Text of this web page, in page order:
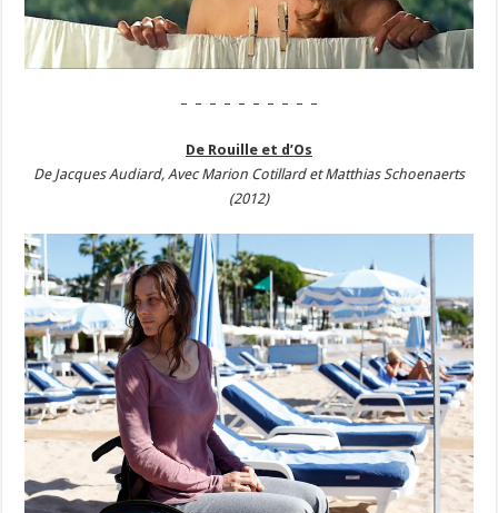
– – – – – – – – – –
De Rouille et d’Os
De Jacques Audiard, Avec Marion Cotillard et Matthias Schoenaerts
(2012)